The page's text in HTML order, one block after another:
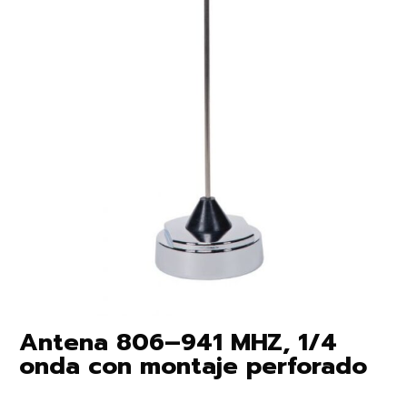
Antena 806–941 MHZ, 1/4
onda con montaje perforado